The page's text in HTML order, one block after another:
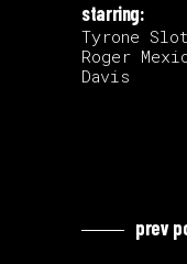
starring:
Tyrone
Roger
Davis
prev